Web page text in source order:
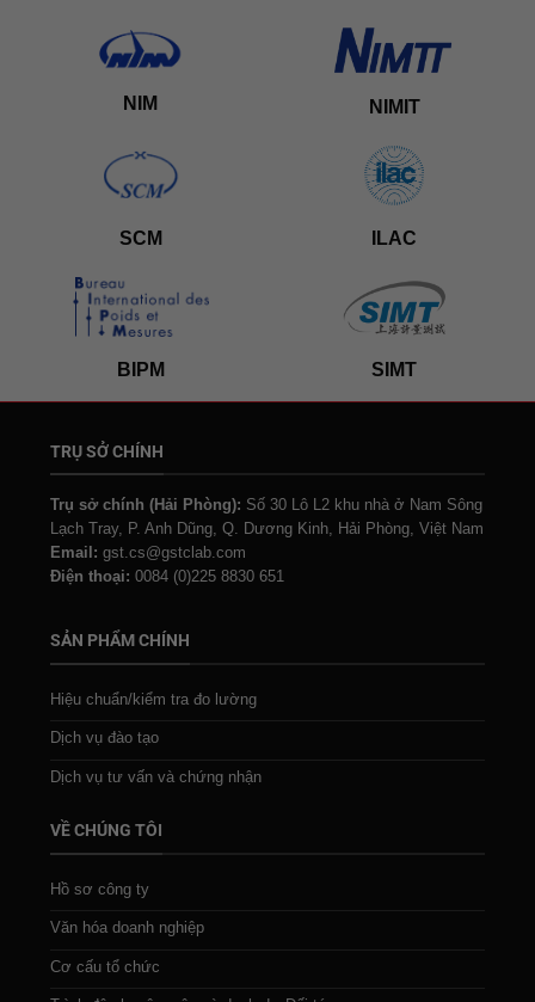
NIM NIMIT
SCM ILAC
BIPM SIMT
TRỤ SỞ CHÍNH
Trụ sở chính (Hải Phòng): Số 30 Lô L2 khu nhà ở Nam Sông
Lạch Tray, P. Anh Dũng, Q. Dương Kinh, Hải Phòng, Việt Nam
Email: gst.cs@gstclab.com
Điện thoại: 0084 (0)225 8830 651
SẢN PHẨM CHÍNH
Hiệu chuẩn/kiểm tra đo lường
Dịch vụ đào tạo
Dịch vụ tư vấn và chứng nhận
VỀ CHÚNG TÔI
Hồ sơ công ty
Văn hóa doanh nghiệp
Cơ cấu tổ chức